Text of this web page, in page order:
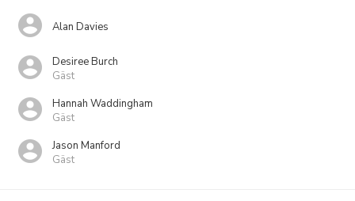
Alan Davies
Desiree Burch
Gäst
Hannah Waddingham
Gäst
Jason Manford
Gäst